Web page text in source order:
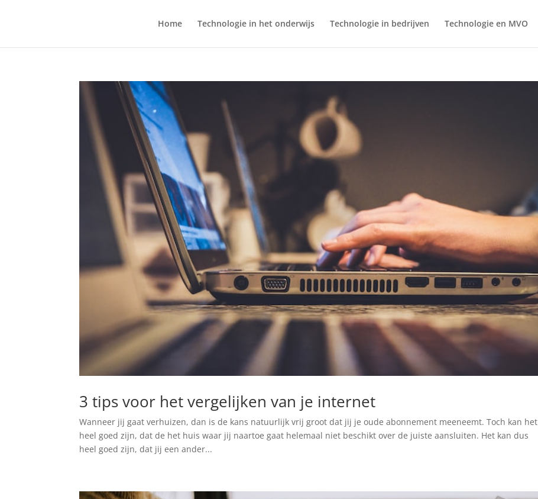
Home Technologie in het onderwijs Technologie in bedrijven Technologie en MVO
3 tips voor het vergelijken van je internet
Wanneer jij gaat verhuizen, dan is de kans natuurlijk vrij groot dat jij je oude abonnement meeneemt. Toch kan het
heel goed zijn, dat de het huis waar jij naartoe gaat helemaal niet beschikt over de juiste aansluiten. Het kan dus
heel goed zijn, dat jij een ander...